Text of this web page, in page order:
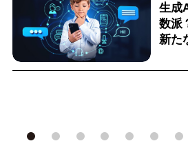
生成
数派
新た